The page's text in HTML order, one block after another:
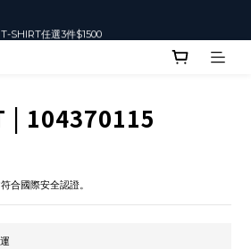
T-SHIRT任選3件$1500
| 104370115
合國際安全認證。